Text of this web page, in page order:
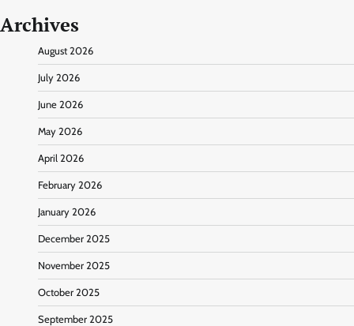
Archives
August 2026
July 2026
June 2026
May 2026
April 2026
February 2026
January 2026
December 2025
November 2025
October 2025
September 2025